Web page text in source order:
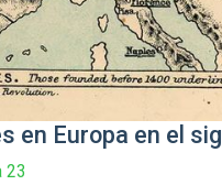
en Europa en el
23